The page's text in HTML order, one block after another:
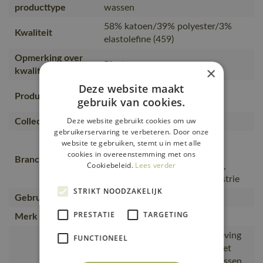
producttype wassen
Kwaliteit
58% katoen/39% polyester/3%
elastolefine (459)
Opmerking over
kwaliteit
Ripstop.
Productcategorie
Werkkleding, Broeken,
Werkbroeken
Collectie
UNIQUE
Branche
Bouw en installatie, Lichte
industrie en logistiek,
Levensmiddelen en productie,
Weg- en waterbouw en industrie
Gebruiker
Mannen, Vrouwen
Merk
MASCOT®
Extra zichtbaar voor de omgeving
door de reflectieaccenten., Het
product kan industrieel gewassen
×
Deze website maakt
gebruik van cookies.
Deze website gebruikt cookies om uw
gebruikerservaring te verbeteren. Door onze
website te gebruiken, stemt u in met alle
cookies in overeenstemming met ons
Cookiebeleid. Lees verder
STRIKT NOODZAKELIJK
PRESTATIE TARGETING
FUNCTIONEEL